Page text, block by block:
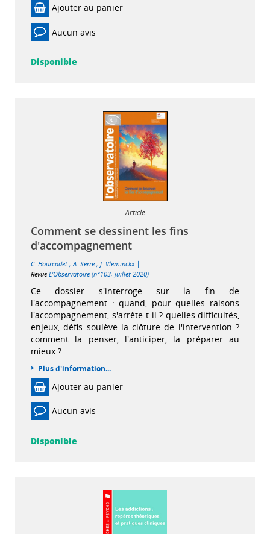
Ajouter au panier
Aucun avis
Disponible
Article
Comment se dessinent les fins
d'accompagnement
C. Hourcadet ;A. Serre ; J. Vleminckx |
Revue L'Observatoire (n°103, juillet 2020)
Ce dossier s'interroge sur la fin de
l'accompagnement : quand, pour quelles raisons
l'accompagnement, s'arrête-t-il ? quelles difficultés,
enjeux, défis soulève la clôture de l'intervention ?
comment la penser, l'anticiper, la préparer au
mieux ?.
Plus d'information...
Ajouter au panier
Aucun avis
Disponible